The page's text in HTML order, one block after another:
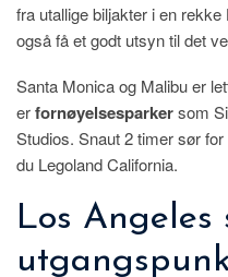
fra utallige biljakter i en
også få et godt utsyn til det
Santa Monica og Malibu er
erfornøyelsesparkersom
Studios. Snaut 2 timer sør
du Legoland California.
Los Angeles